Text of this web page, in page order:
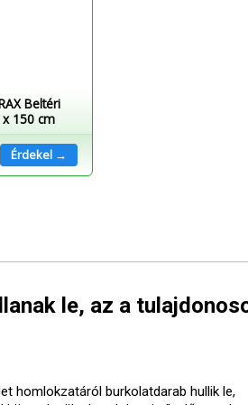
Beltéri
150 cm
Érdekel →
le, az a
homlokzatáról burkolatdarab hullik le,